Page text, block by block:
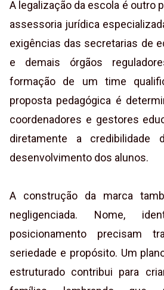
A legalização da escola é outro
assessoria jurídica
exigências das secretarias de
e demais órgãos
formação de um time
proposta pedagógica é
coordenadores e gestores
diretamente a
desenvolvimento dos alunos.
A construção da marca
negligenciada. Nome,
posicionamento precisam
seriedade e propósito. Um
estruturado contribui para